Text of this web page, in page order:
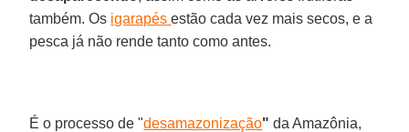
também. Os igarapésestão cada vez mais secos, e a
pesca já não rende tanto como antes.
É o processo de "desamazonização" da Amazônia,